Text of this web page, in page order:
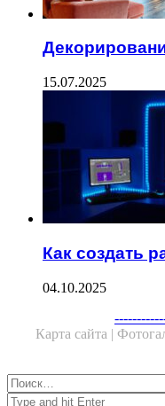
15.07.2025
Как создать
04.10.2025
Карта сайта |
Close
Найти:
Close